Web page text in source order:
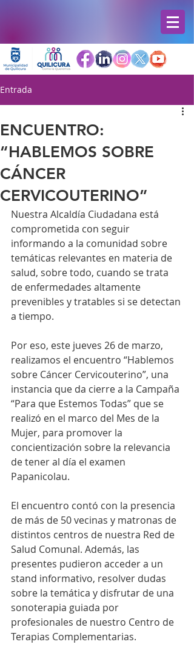
Entrada
ENCUENTRO:
“HABLEMOS SOBRE
CÁNCER
CERVICOUTERINO”
Nuestra Alcaldía Ciudadana está
comprometida con seguir
informando a la comunidad sobre
temáticas relevantes en materia de
salud, sobre todo, cuando se trata
de enfermedades altamente
prevenibles y tratables si se detectan
a tiempo.
Por eso, este jueves 26 de marzo,
realizamos el encuentro “Hablemos
sobre Cáncer Cervicouterino”, una
instancia que da cierre a la Campaña
“Para que Estemos Todas” que se
realizó en el marco del Mes de la
Mujer, para promover la
concientización sobre la relevancia
de tener al día el examen
Papanicolau.
El encuentro contó con la presencia
de más de 50 vecinas y matronas de
distintos centros de nuestra Red de
Salud Comunal. Además, las
presentes pudieron acceder a un
stand informativo, resolver dudas
sobre la temática y disfrutar de una
sonoterapia guiada por
profesionales de nuestro Centro de
Terapias Complementarias.